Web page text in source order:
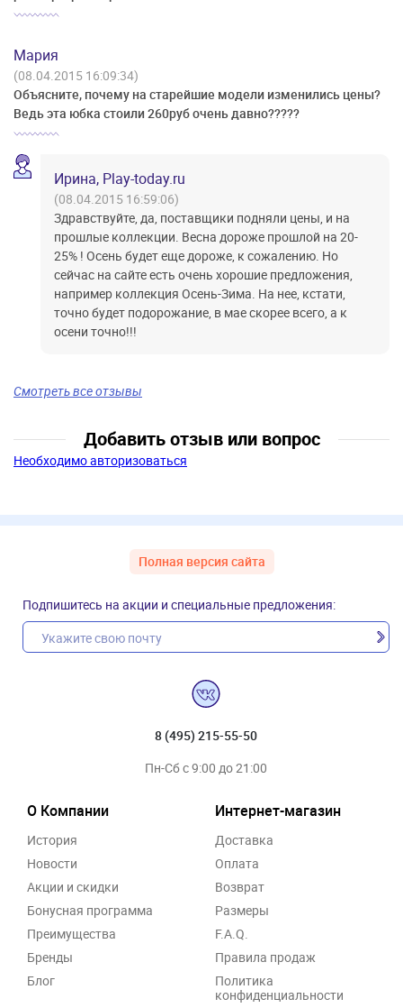
Мария
(08.04.2015 16:09:34)
Объясните, почему на старейшие модели изменились цены?
Ведь эта юбка стоили 260руб очень давно?????
Ирина, Play-today.ru
(08.04.2015 16:59:06)
Здравствуйте, да, поставщики подняли цены, и на
прошлые коллекции. Весна дороже прошлой на 20-
25% ! Осень будет еще дороже, к сожалению. Но
сейчас на сайте есть очень хорошие предложения,
например коллекция Осень-Зима. На нее, кстати,
точно будет подорожание, в мае скорее всего, а к
осени точно!!!
Смотреть все отзывы
Добавить отзыв или вопрос
Необходимо авторизоваться
Полная версия сайта
Подпишитесь на акции и специальные предложения:
8 (495) 215-55-50
Пн-Сб с 9:00 до 21:00
О Компании
История
Новости
Акции и скидки
Бонусная программа
Преимущества
Бренды
Блог
Интернет-магазин
Доставка
Оплата
Возврат
Размеры
F.A.Q.
Правила продаж
Политика
конфиденциальности